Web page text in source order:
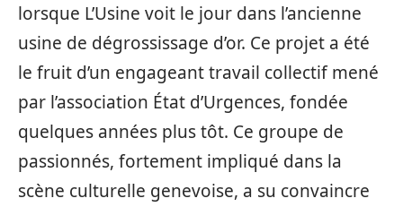
lorsque L’Usine voit le jour dans l’ancienne
usine de dégrossissage d’or. Ce projet a été
le fruit d’un engageant travail collectif mené
par l’association État d’Urgences, fondée
quelques années plus tôt. Ce groupe de
passionnés, fortement impliqué dans la
scène culturelle genevoise, a su convaincre